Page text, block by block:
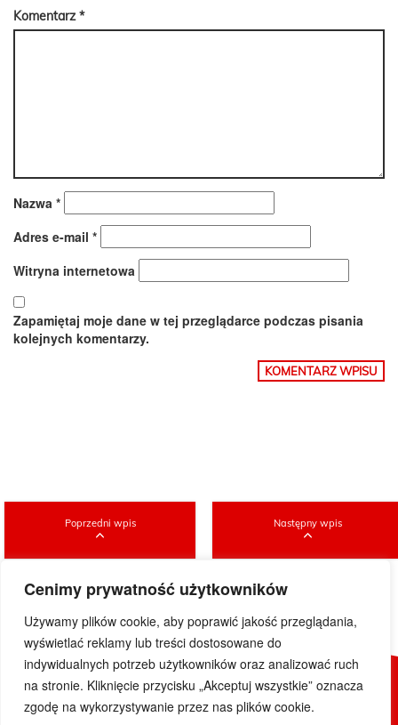
Cenimy prywatność użytkowników
Używamy plików cookie, aby poprawić jakość przeglądania,
wyświetlać reklamy lub treści dostosowane do
indywidualnych potrzeb użytkowników oraz analizować ruch
na stronie. Kliknięcie przycisku „Akceptuj wszystkie” oznacza
zgodę na wykorzystywanie przez nas plików cookie.
Komentarz*
Nazwa *
Adres e-mail *
Witryna internetowa
Zapamiętaj moje dane w tej przeglądarce podczas pisania
kolejnych komentarzy.
Poprzedni wpis Następny wpis
© 2019 DoWietnamu.pl. Wszelkie prawa zastrzeżone.
Projekt i realizacja